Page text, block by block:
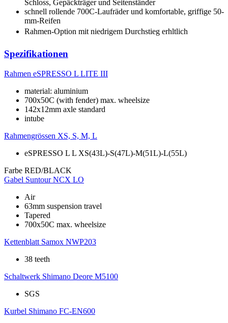
Schloss, Gepäckträger und Seitenständer
schnell rollende 700C-Laufräder und komfortable, griffige 50-
mm-Reifen
Rahmen-Option mit niedrigem Durchstieg erhltlich
Spezifikationen
Rahmen eSPRESSO L LITE III
material: aluminium
700x50C (with fender) max. wheelsize
142x12mm axle standard
intube
Rahmengrössen XS, S, M, L
eSPRESSO L L XS(43L)-S(47L)-M(51L)-L(55L)
Farbe RED/BLACK
Gabel Suntour NCX LO
Air
63mm suspension travel
Tapered
700x50C max. wheelsize
Kettenblatt Samox NWP203
38 teeth
Schaltwerk Shimano Deore M5100
SGS
Kurbel Shimano FC-EN600